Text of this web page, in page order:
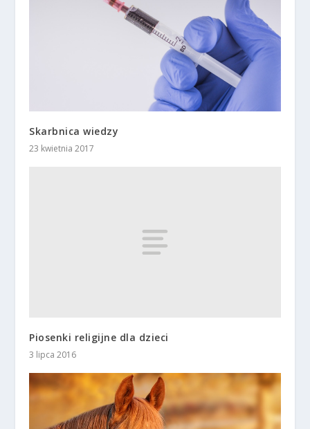
Skarbnica wiedzy
23 kwietnia 2017
Piosenki religijne dla dzieci
3 lipca 2016